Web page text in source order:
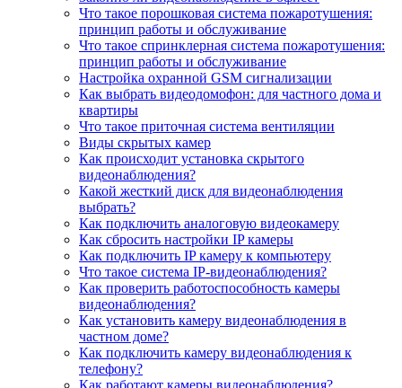
Что такое порошковая система пожаротушения:
принцип работы и обслуживание
Что такое спринклерная система пожаротушения:
принцип работы и обслуживание
Настройка охранной GSM сигнализации
Как выбрать видеодомофон: для частного дома и
квартиры
Что такое приточная система вентиляции
Виды скрытых камер
Как происходит установка скрытого
видеонаблюдения?
Какой жесткий диск для видеонаблюдения
выбрать?
Как подключить аналоговую видеокамеру
Как сбросить настройки IP камеры
Как подключить IP камеру к компьютеру
Что такое система IP-видеонаблюдения?
Как проверить работоспособность камеры
видеонаблюдения?
Как установить камеру видеонаблюдения в
частном доме?
Как подключить камеру видеонаблюдения к
телефону?
Как работают камеры видеонаблюдения?